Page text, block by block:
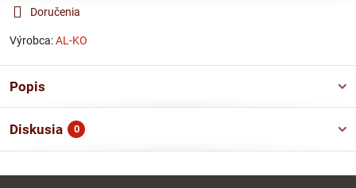
Doručenia
Výrobca:AL-KO
Popis
Diskusia 0